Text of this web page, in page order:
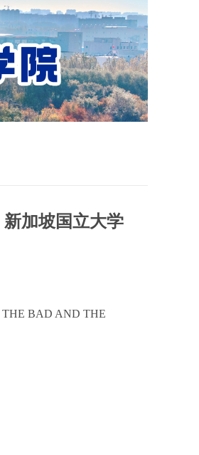
加坡国立大学
BAD AND THE